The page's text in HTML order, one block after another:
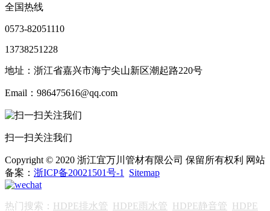
全国热线
0573-82051110
13738251228
地址：浙江省嘉兴市海宁尖山新区潮起路220号
Email：986475616@qq.com
扫一扫关注我们
Copyright © 2020 浙江宜万川管材有限公司 保留所有权利 网站
备案： 浙ICP备20021501号-1 Sitemap
热门搜索： HDPE排水管 HDPE雨水管 HDPE静音管 HDPE